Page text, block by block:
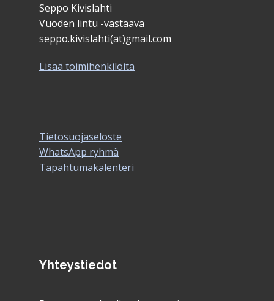
Seppo Kivislahti
Vuoden lintu -vastaava
seppo.kivislahti(at)gmail.com
Lisää toimihenkilöitä
Tietosuojaseloste
WhatsApp ryhmä
Tapahtumakalenteri
Yhteystiedot